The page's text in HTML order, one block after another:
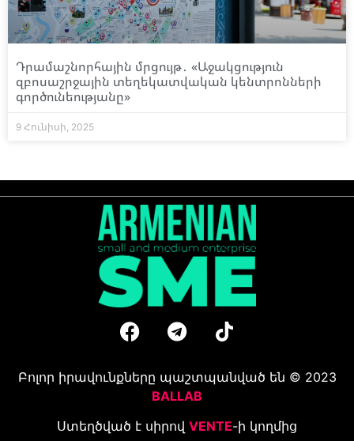
Դրամաշնորհային մրցույթ․ «Աջակցություն
զբոսաշրջային տեղեկատվական կենտրոնների
գործունեությանը»
9 Հունիսի, 2025
Բոլոր իրավունքները պաշտպանված են © 2023
BALLAB
Ստեղծված է սիրով VENTE-ի կողմից